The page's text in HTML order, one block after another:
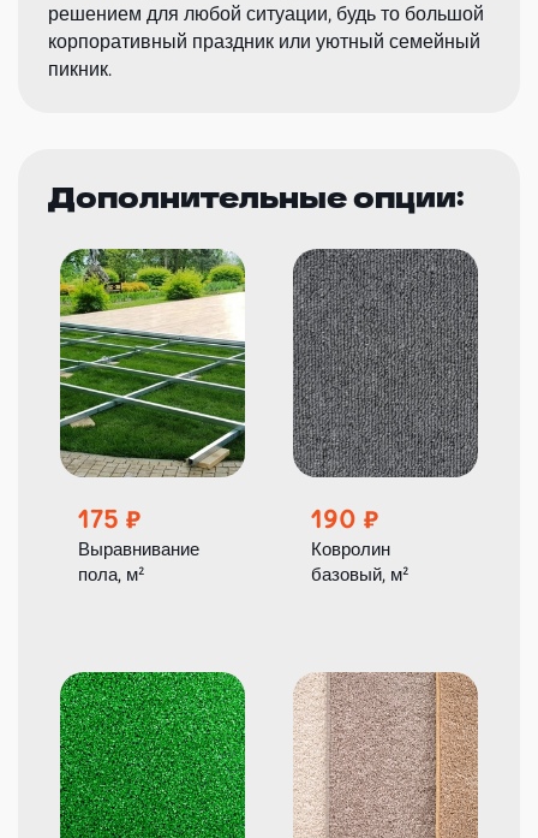
решением для любой ситуации, будь то большой
корпоративный праздник или уютный семейный
пикник.
Дополнительные опции:
175
Выравнивание
пола, м²
190
Ковролин
базовый, м²